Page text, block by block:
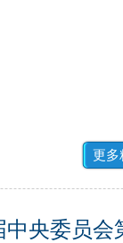
更多
央委员会